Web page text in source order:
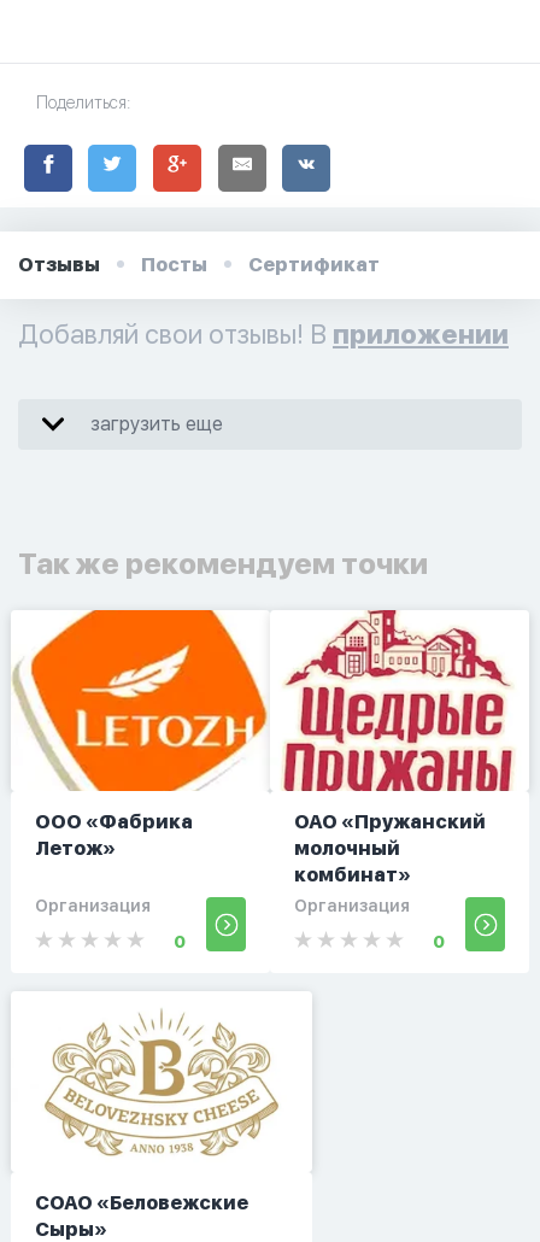
Поделиться:
Отзывы Посты Сертификат
Добавляй свои отзывы! В приложении
загрузить еще
Так же рекомендуем точки
ООО «Фабрика
Летож»
Организация
0
ОАО «Пружанский
молочный
комбинат»
Организация
0
СОАО «Беловежские
Сыры»